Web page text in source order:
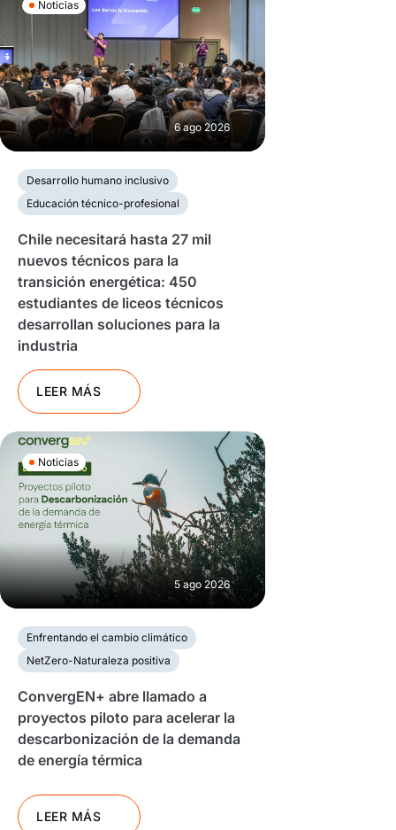
Noticias
6 ago 2026
Desarrollo humano inclusivo
Educación técnico-profesional
Chile necesitará hasta 27 mil
nuevos técnicos para la
transición energética: 450
estudiantes de liceos técnicos
desarrollan soluciones para la
industria
LEER MÁS
Noticias
5 ago 2026
Enfrentando el cambio climático
NetZero-Naturaleza positiva
ConvergEN+ abre llamado a
proyectos piloto para acelerar la
descarbonización de la demanda
de energía térmica
LEER MÁS